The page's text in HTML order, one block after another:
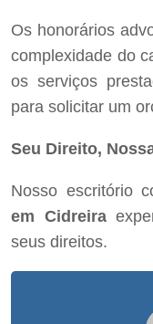
Os honorários
complexidade do
os serviços
para solicitar um
Seu Direito,
Nosso escritório
em Cidreira
seus direitos.